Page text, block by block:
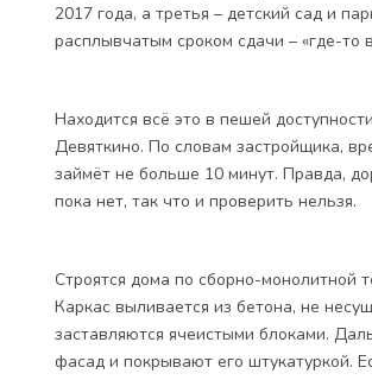
2017 года, а третья – детский сад и
расплывчатым сроком сдачи – «где-то
Находится всё это в пешей
Девяткино. По словам застройщика,
займёт не больше 10 минут. Правда,
пока нет, так что и проверить нельзя.
Строятся дома по сборно-монолитной
Каркас выливается из бетона, не
заставляются ячеистыми блоками.
фасад и покрывают его штукатуркой.